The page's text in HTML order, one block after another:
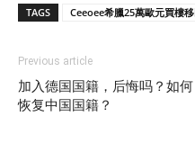
TAGS Ceeoee希臘25萬歐元買樓
Previous article
加入德国国籍，后悔吗？如何
恢复中国国籍？